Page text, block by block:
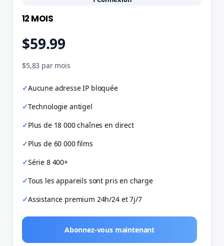
12 MOIS
$59.99
$5,83 par mois
Aucune adresse IP bloquée
Technologie antigel
Plus de 18 000 chaînes en direct
Plus de 60 000 films
Série 8 400+
Tous les appareils sont pris en charge
Assistance premium 24h/24 et 7j/7
Abonnez-vous maintenant